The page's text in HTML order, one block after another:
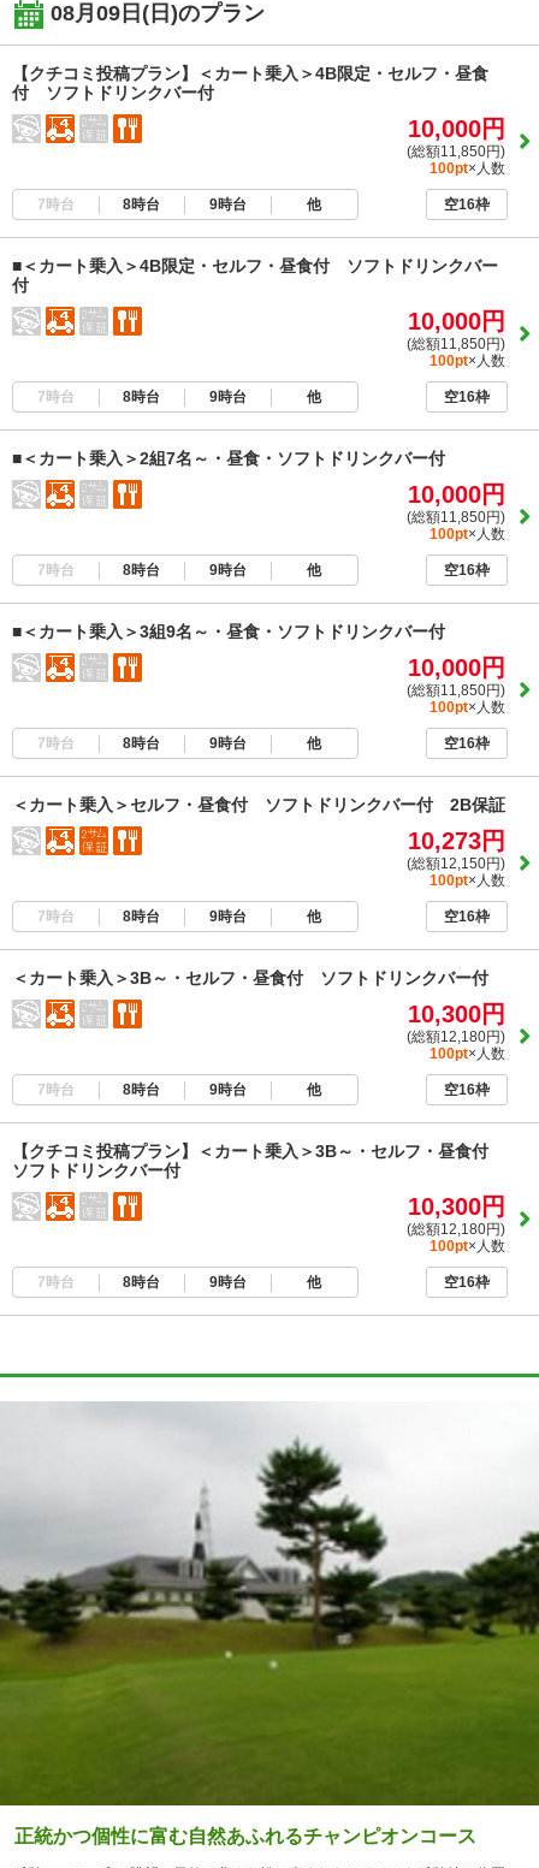
08月09日(日)のプラン
【クチコミ投稿プラン】＜カート乗入＞4B限定・セルフ・昼食
付 ソフトドリンクバー付
10,000円
(総額11,850円)
100pt×人数
7時台 8時台 9時台 他 空16枠
■＜カート乗入＞4B限定・セルフ・昼食付 ソフトドリンクバー
付
10,000円
(総額11,850円)
100pt×人数
7時台 8時台 9時台 他 空16枠
■＜カート乗入＞2組7名～・昼食・ソフトドリンクバー付
10,000円
(総額11,850円)
100pt×人数
7時台 8時台 9時台 他 空16枠
■＜カート乗入＞3組9名～・昼食・ソフトドリンクバー付
10,000円
(総額11,850円)
100pt×人数
7時台 8時台 9時台 他 空16枠
＜カート乗入＞セルフ・昼食付 ソフトドリンクバー付 2B保証
10,273円
(総額12,150円)
100pt×人数
7時台 8時台 9時台 他 空16枠
＜カート乗入＞3B～・セルフ・昼食付 ソフトドリンクバー付
10,300円
(総額12,180円)
100pt×人数
7時台 8時台 9時台 他 空16枠
【クチコミ投稿プラン】＜カート乗入＞3B～・セルフ・昼食付
ソフトドリンクバー付
10,300円
(総額12,180円)
100pt×人数
7時台 8時台 9時台 他 空16枠
正統かつ個性に富む自然あふれるチャンピオンコース